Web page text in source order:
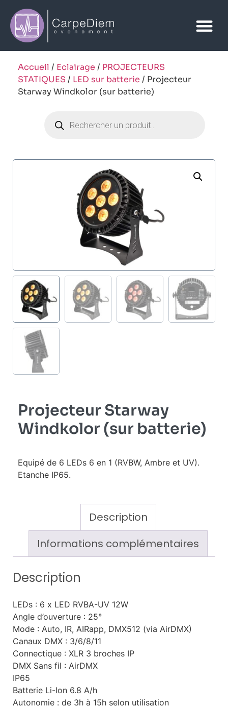
Accueil / Eclairage / PROJECTEURS
STATIQUES / LED sur batterie / Projecteur
Starway Windkolor (sur batterie)
Projecteur Starway
Windkolor (sur batterie)
Equipé de 6 LEDs 6 en 1 (RVBW, Ambre et UV).
Etanche IP65.
Description
Informations complémentaires
Description
LEDs : 6 x LED RVBA-UV 12W
Angle d’ouverture : 25°
Mode : Auto, IR, AIRapp, DMX512 (via AirDMX)
Canaux DMX : 3/6/8/11
Connectique : XLR 3 broches IP
DMX Sans fil : AirDMX
IP65
Batterie Li-Ion 6.8 A/h
Autonomie : de 3h à 15h selon utilisation